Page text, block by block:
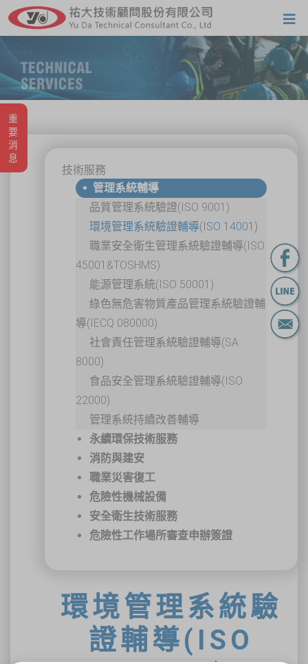
重要消息
技術服務
管理系統輔導
品質管理系統驗證(ISO 9001)
環境管理系統驗證輔導(ISO 14001)
職業安全衛生管理系統驗證輔導(ISO
45001&TOSHMS)
能源管理系統(ISO 50001)
綠色無危害物質產品管理系統驗證輔
導(IECQ 080000)
社會責任管理系統驗證輔導(SA
8000)
食品安全管理系統驗證輔導(ISO
22000)
管理系統持續改善輔導
永續環保技術服務
消防與建安
職業災害復工
危險性機械設備
安全衛生技術服務
危險性工作場所審查申辦簽證
環境管理系統驗
證輔導(ISO